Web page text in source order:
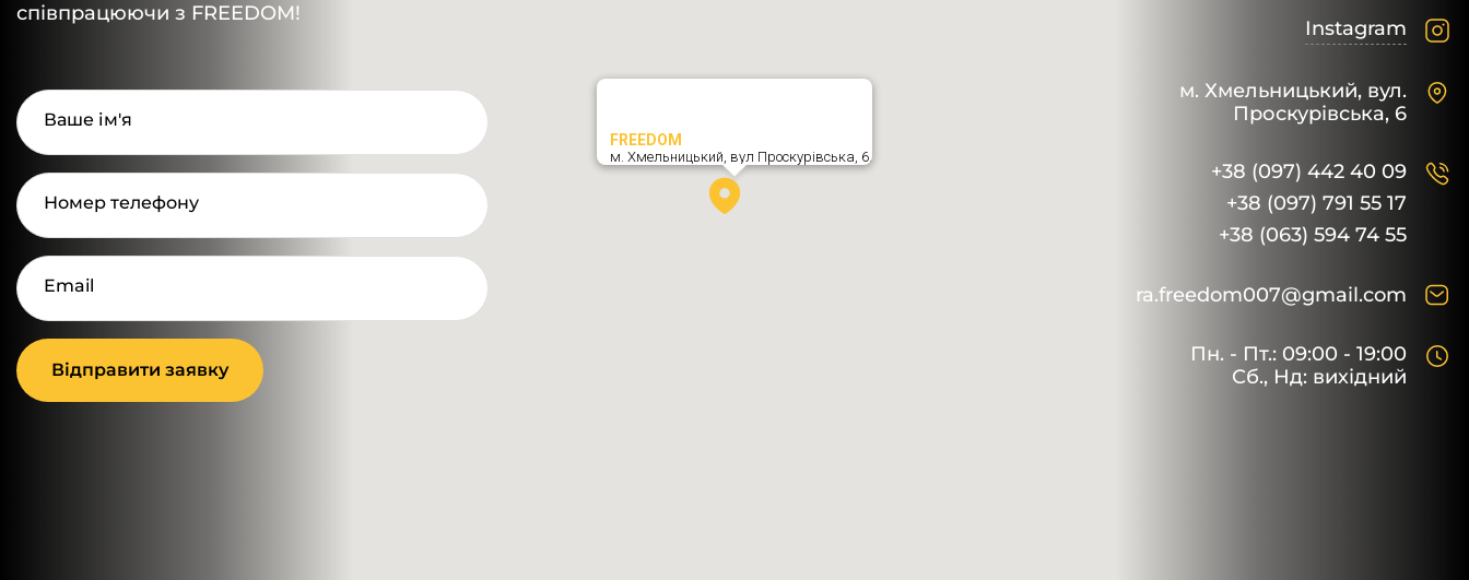
співпрацюючи з FREEDOM!
Ваше ім'я
Номер телефону
Email
Відправити заявку
Instagram
м. Хмельницький, вул.
Проскурівська, 6
+38 (097) 442 40 09
+38 (097) 791 55 17
+38 (063) 594 74 55
ra.freedom007@gmail.com
Пн. - Пт.: 09:00 - 19:00
Сб., Нд: вихідний
FREEDOM
м. Хмельницький, вул Проскурівська, 6,